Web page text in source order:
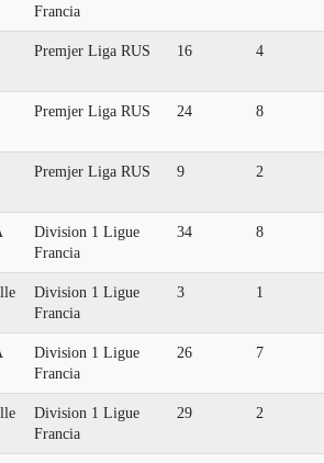
Francia
Premjer Liga RUS 16 4
Premjer Liga RUS 24 8
Premjer Liga RUS 9 2
Division 1 Ligue
Francia
34 8
Division 1 Ligue
Francia
3 1
Division 1 Ligue
Francia
26 7
Division 1 Ligue
Francia
29 2